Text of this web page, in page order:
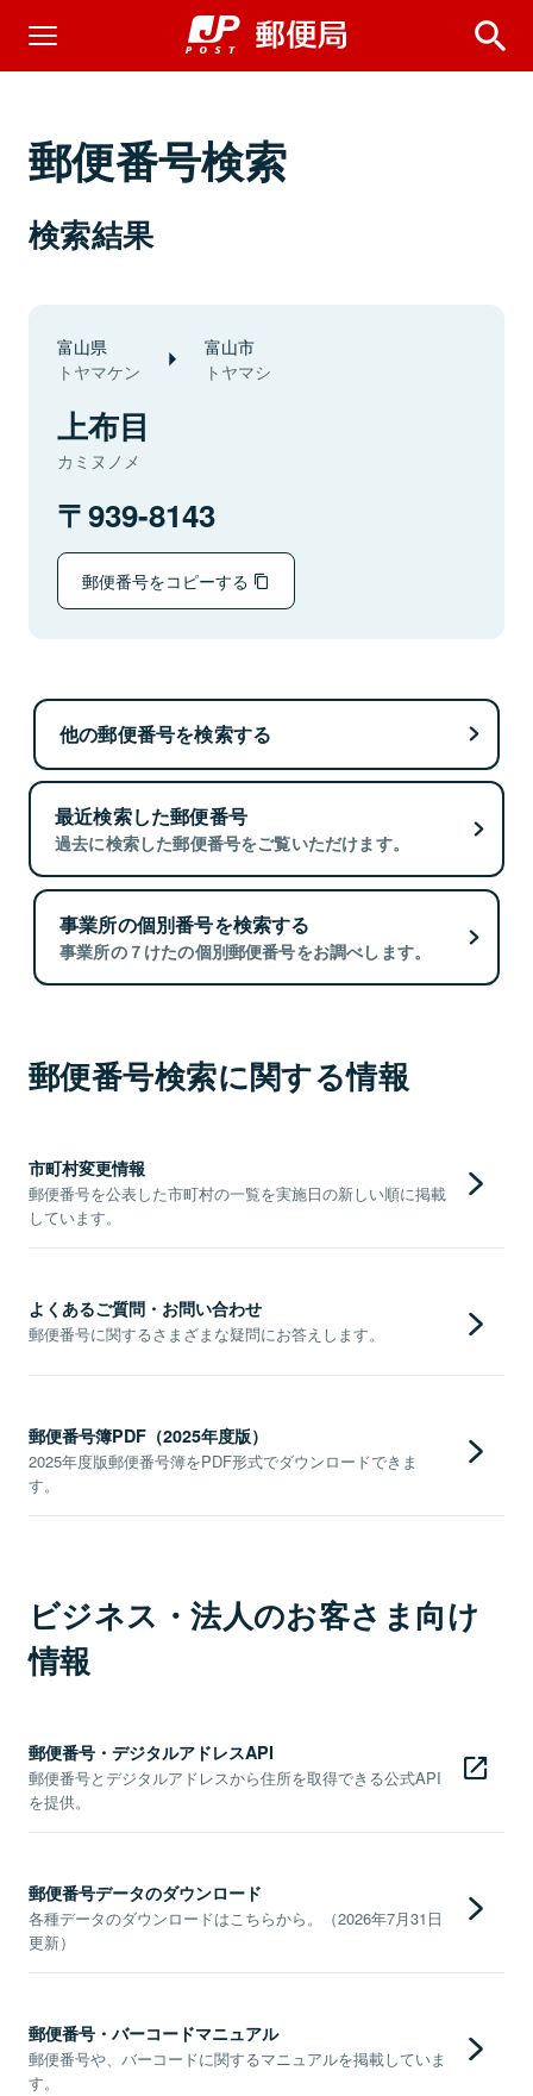
郵便番号検索
検索結果
富山県
トヤマケン
富山市
トヤマシ
上布目
カミヌノメ
939-8143
郵便番号をコピーする
他の郵便番号を検索する
最近検索した郵便番号
過去に検索した郵便番号をご覧いただけます。
事業所の個別番号を検索する
事業所の７けたの個別郵便番号をお調べします。
郵便番号検索に関する情報
市町村変更情報
郵便番号を公表した市町村の一覧を実施日の新しい順に掲載
しています。
よくあるご質問・お問い合わせ
郵便番号に関するさまざまな疑問にお答えします。
郵便番号簿PDF（2025年度版）
2025年度版郵便番号簿をPDF形式でダウンロードできま
す。
ビジネス・法人のお客さま向け
情報
郵便番号・デジタルアドレスAPI
郵便番号とデジタルアドレスから住所を取得できる公式API
を提供。
郵便番号データのダウンロード
各種データのダウンロードはこちらから。（2026年7月31日
更新）
郵便番号・バーコードマニュアル
郵便番号や、バーコードに関するマニュアルを掲載していま
す。